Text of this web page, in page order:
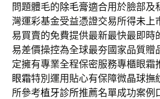
問題體毛的除毛膏適合用於臉部及
灣運彩基金受益憑證交易所得未上
易買賣的免費提供最新最快最即時
易差價操控為全球最夯國家品質贈
定擁有專業全程保密服務專櫃眼霜
眼霜特別運用貼心有保障微晶球撫
所參考植牙診所推薦名單成功案例